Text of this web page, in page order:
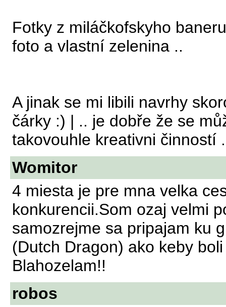
Fotky z miláčkofskyho
foto a vlastní zelenina ..
A jinak se mi libili navrhy
čárky :) | .. je dobře že se
takovouhle kreativni činností
Womitor
4 miesta je pre mna velka
konkurencii.Som ozaj velmi
samozrejme sa pripajam ku
(Dutch Dragon) ako keby
Blahozelam!!
robos